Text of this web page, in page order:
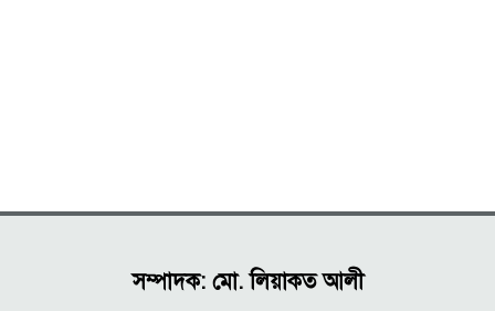
সম্পাদক: মো. লিয়াকত আলী